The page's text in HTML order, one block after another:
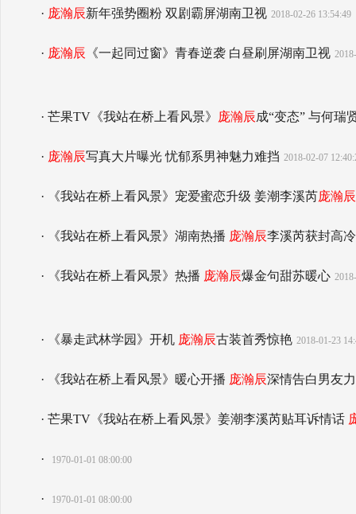
· 庞瀚辰新年强势圈粉 双剧霸屏湖南卫视 2018-02-26 13:54:49
· 庞瀚辰 《一起同过窗》青春逆袭 白昼刷屏湖南卫视
· 芒果TV《我站在桥上看风景》 庞瀚辰成“变态” 与何瑞
· 庞瀚辰写真大片曝光 忧郁系男神魅力难挡 2018-02-07
· 《我站在桥上看风景》宠爱蜜恋升级 姜潮李溪芮庞瀚辰
· 《我站在桥上看风景》湖南热播 庞瀚辰李溪芮获封高
· 《我站在桥上看风景》热播 庞瀚辰爆金句甜苏暖心
· 《暴走武林学园》开机 庞瀚辰古装首秀惊艳 2018-01-23
· 《我站在桥上看风景》暖心开播 庞瀚辰深情告白男友
· 芒果TV《我站在桥上看风景》姜潮李溪芮贴耳诉情话
· 1970-01-01 08:00:00
· 1970-01-01 08:00:00